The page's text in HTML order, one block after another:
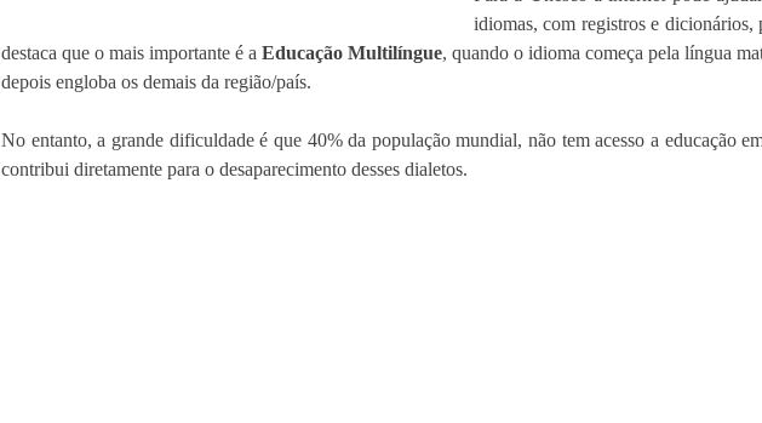
idiomas, com registros e dicionários,
destaca que o mais importante é a Educação Multilíngue, quando o idioma começa pela língua
depois engloba os demais da região/país.
No entanto, a grande dificuldade é que 40% da população mundial, não tem acesso a educação
contribui diretamente para o desaparecimento desses dialetos.